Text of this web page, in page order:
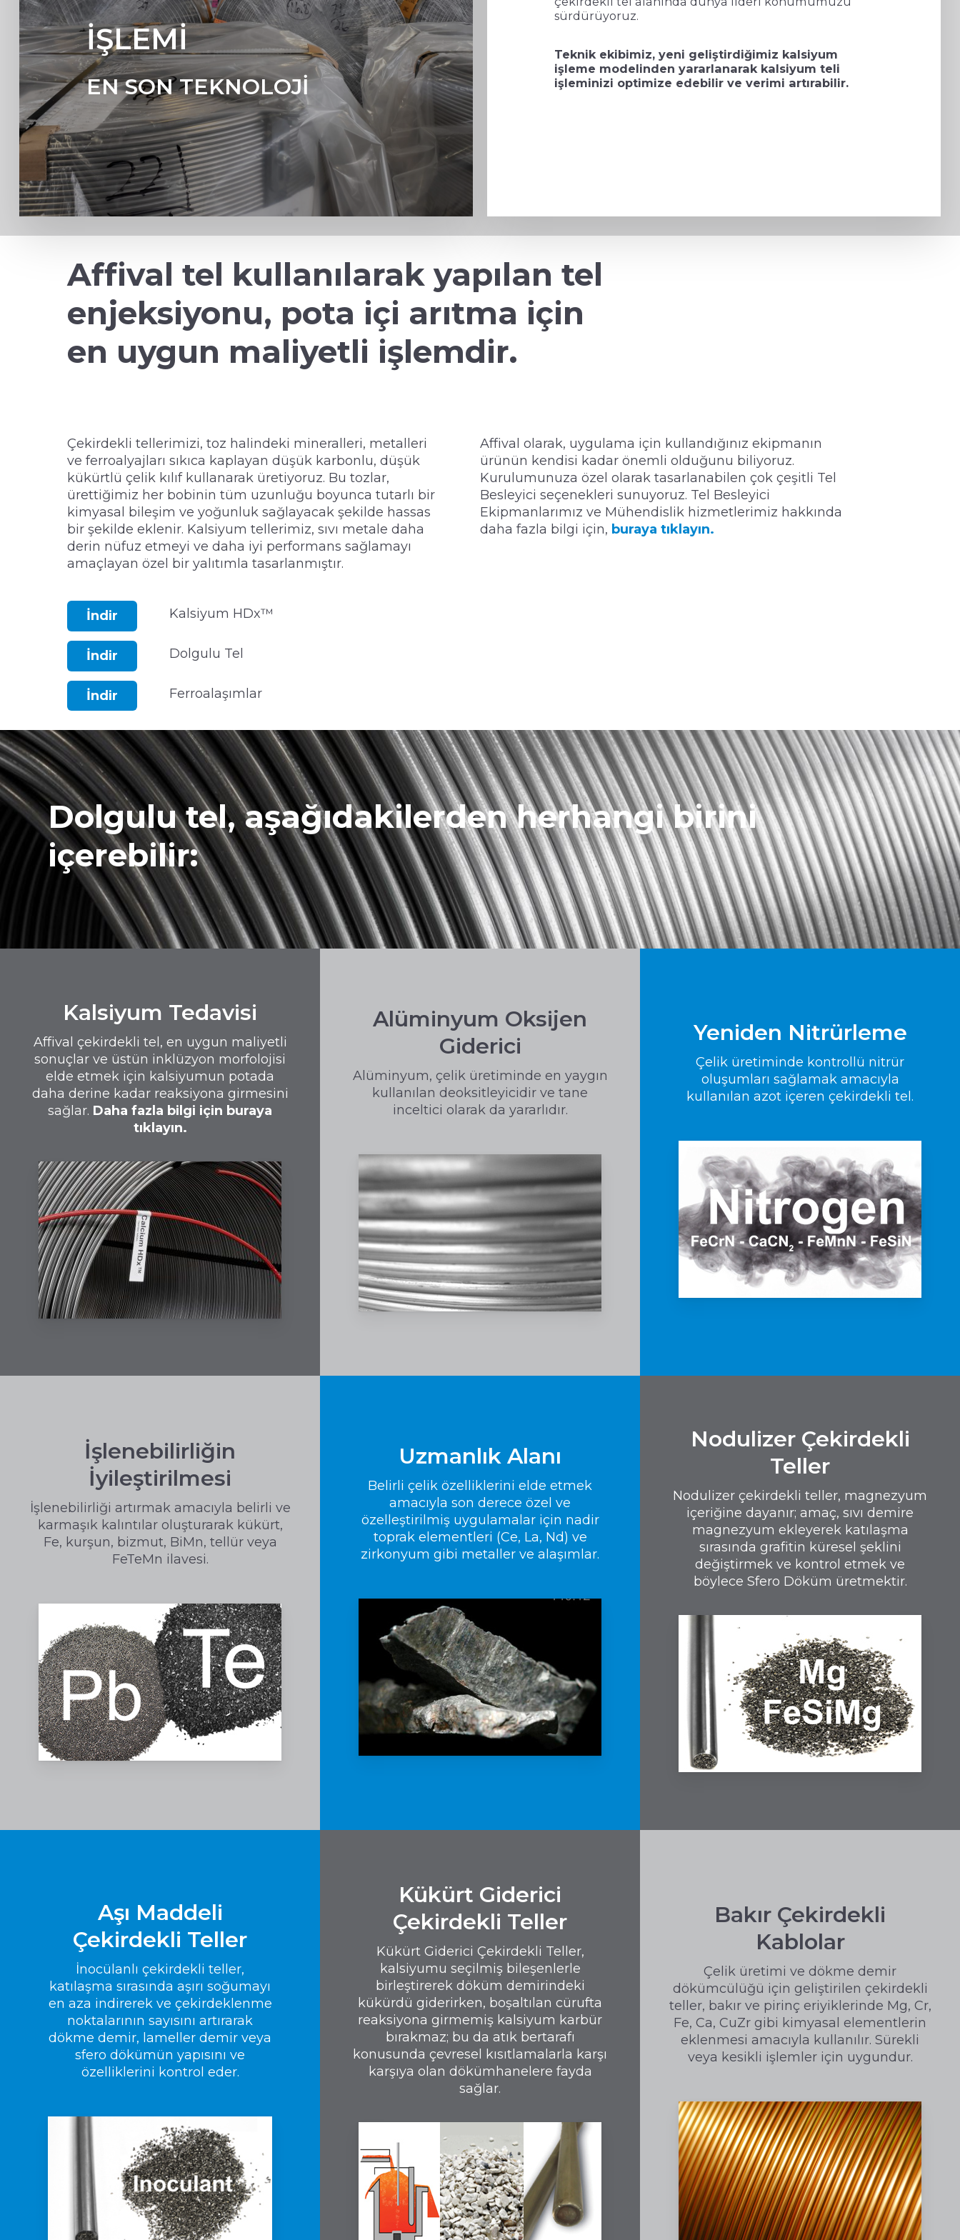
İŞLEMİ
EN SON TEKNOLOJİ
sürdürüyoruz.
Teknik ekibimiz, yeni geliştirdiğimiz kalsiyum
işleme modelinden yararlanarak kalsiyum teli
işleminizi optimize edebilir ve verimi artırabilir.
Affival tel kullanılarak yapılan tel
enjeksiyonu, pota içi arıtma için
en uygun maliyetli işlemdir.
Çekirdekli tellerimizi, toz halindeki mineralleri, metalleri
ve ferroalyajları sıkıca kaplayan düşük karbonlu, düşük
kükürtlü çelik kılıf kullanarak üretiyoruz. Bu tozlar,
ürettiğimiz her bobinin tüm uzunluğu boyunca tutarlı bir
kimyasal bileşim ve yoğunluk sağlayacak şekilde hassas
bir şekilde eklenir. Kalsiyum tellerimiz, sıvı metale daha
derin nüfuz etmeyi ve daha iyi performans sağlamayı
amaçlayan özel bir yalıtımla tasarlanmıştır.
Affival olarak, uygulama için kullandığınız ekipmanın
ürünün kendisi kadar önemli olduğunu biliyoruz.
Kurulumunuza özel olarak tasarlanabilen çok çeşitli Tel
Besleyici seçenekleri sunuyoruz. Tel Besleyici
Ekipmanlarımız ve Mühendislik hizmetlerimiz hakkında
daha fazla bilgi için, buraya tıklayın.
İndir Kalsiyum HDx™
İndir Dolgulu Tel
İndir Ferroalaşımlar
Dolgulu tel, aşağıdakilerden herhangi birini
içerebilir:
Kalsiyum Tedavisi
Affival çekirdekli tel, en uygun maliyetli
sonuçlar ve üstün inklüzyon morfolojisi
elde etmek için kalsiyumun potada
daha derine kadar reaksiyona girmesini
sağlar. Daha fazla bilgi için buraya
tıklayın.
Alüminyum Oksijen
Giderici
Alüminyum, çelik üretiminde en yaygın
kullanılan deoksitleyicidir ve tane
inceltici olarak da yararlıdır.
Yeniden Nitrürleme
Çelik üretiminde kontrollü nitrür
oluşumları sağlamak amacıyla
kullanılan azot içeren çekirdekli tel.
İşlenebilirliğin
İyileştirilmesi
İşlenebilirliği artırmak amacıyla belirli ve
karmaşık kalıntılar oluşturarak kükürt,
Fe, kurşun, bizmut, BiMn, tellür veya
FeTeMn ilavesi.
Uzmanlık Alanı
Belirli çelik özelliklerini elde etmek
amacıyla son derece özel ve
özelleştirilmiş uygulamalar için nadir
toprak elementleri (Ce, La, Nd) ve
zirkonyum gibi metaller ve alaşımlar.
Nodulizer Çekirdekli
Teller
Nodulizer çekirdekli teller, magnezyum
içeriğine dayanır; amaç, sıvı demire
magnezyum ekleyerek katılaşma
sırasında grafitin küresel şeklini
değiştirmek ve kontrol etmek ve
böylece Sfero Döküm üretmektir.
Aşı Maddeli
Çekirdekli Teller
İnocülanlı çekirdekli teller,
katılaşma sırasında aşırı soğumayı
en aza indirerek ve çekirdeklenme
noktalarının sayısını artırarak
dökme demir, lameller demir veya
sfero dökümün yapısını ve
özelliklerini kontrol eder.
Kükürt Giderici
Çekirdekli Teller
Kükürt Giderici Çekirdekli Teller,
kalsiyumu seçilmiş bileşenlerle
birleştirerek döküm demirindeki
kükürdü giderirken, boşaltılan cürufta
reaksiyona girmemiş kalsiyum karbür
bırakmaz; bu da atık bertarafı
konusunda çevresel kısıtlamalarla karşı
karşıya olan dökümhanelere fayda
sağlar.
Bakır Çekirdekli
Kablolar
Çelik üretimi ve dökme demir
dökümcülüğü için geliştirilen çekirdekli
teller, bakır ve pirinç eriyiklerinde Mg, Cr,
Fe, Ca, CuZr gibi kimyasal elementlerin
eklenmesi amacıyla kullanılır. Sürekli
veya kesikli işlemler için uygundur.